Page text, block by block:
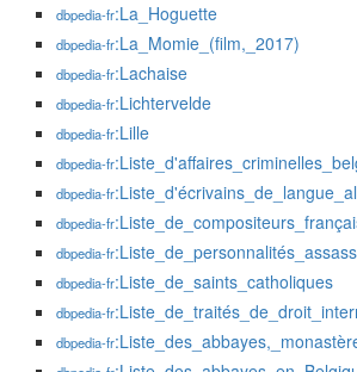
dbpedia-fr:La_Hoguette
dbpedia-fr:La_Momie_(film,_2017)
dbpedia-fr:Lachaise
dbpedia-fr:Lichtervelde
dbpedia-fr:Lille
dbpedia-fr
dbpedia-fr
dbpedia-fr
dbpedia-fr
dbpedia-fr:Liste_de_saints_catholiques
dbpedia-fr
dbpedia-fr